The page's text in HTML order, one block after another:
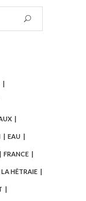
EAU
FRANCE
LA HÊTRAIE